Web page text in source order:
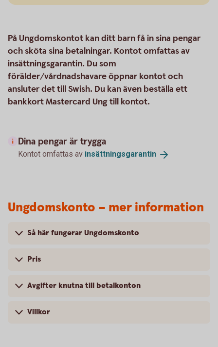
På Ungdomskontot kan ditt barn få in sina pengar
och sköta sina betalningar. Kontot omfattas av
insättningsgarantin. Du som
förälder/vårdnadshavare öppnar kontot och
ansluter det till Swish. Du kan även beställa ett
bankkort Mastercard Ung till kontot.
Dina pengar är trygga
Kontot omfattas av insättningsgarantin
Ungdomskonto – mer information
Så här fungerar Ungdomskonto
Pris
Avgifter knutna till betalkonton
Villkor